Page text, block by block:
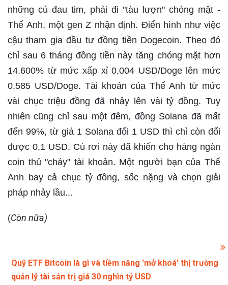
những cú đau tim, phải đi "tàu lượn" chóng mặt -
Thế Anh, một gen Z nhận định. Điển hình như việc
cậu tham gia đầu tư đồng tiền Dogecoin. Theo đó
chỉ sau 6 tháng đồng tiền này tăng chóng mặt hơn
14.600% từ mức xấp xỉ 0,004 USD/Doge lên mức
0,585 USD/Doge. Tài khoản của Thế Anh từ mức
vài chục triệu đồng đã nhảy lên vài tỷ đồng. Tuy
nhiên cũng chỉ sau một đêm, đồng Solana đã mất
đến 99%, từ giá 1 Solana đổi 1 USD thì chỉ còn đổi
được 0,1 USD. Cú rơi này đã khiến cho hàng ngàn
coin thủ "cháy" tài khoản. Một người bạn của Thế
Anh bay cả chục tỷ đồng, sốc nặng và chọn giải
pháp nhảy lầu...
(Còn nữa)
Quỹ ETF Bitcoin là gì và tiềm năng 'mở khoá' thị trường
quản lý tài sản trị giá 30 nghìn tỷ USD